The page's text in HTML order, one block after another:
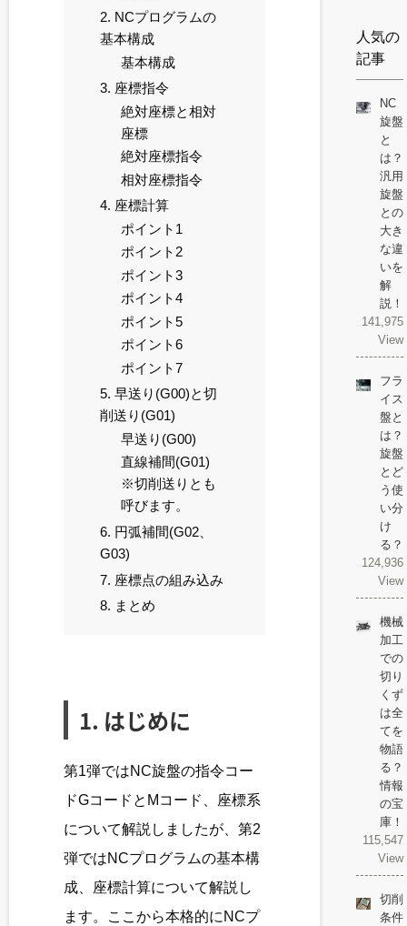
2. NCプログラムの
基本構成
基本構成
3. 座標指令
絶対座標と相対
座標
絶対座標指令
相対座標指令
4. 座標計算
ポイント1
ポイント2
ポイント3
ポイント4
ポイント5
ポイント6
ポイント7
5. 早送り(G00)と切
削送り(G01)
早送り(G00)
直線補間(G01)
※切削送りとも
呼びます。
6. 円弧補間(G02、
G03)
7. 座標点の組み込み
8. まとめ
1. はじめに
第1弾ではNC旋盤の指令コー
ドGコードとMコード、座標系
について解説しましたが、第2
弾ではNCプログラムの基本構
成、座標計算について解説し
ます。ここから本格的にNCプ
人気の
記事
NC
旋盤
と
は？
汎用
旋盤
との
大き
な違
いを
解
説！
141,975
View
フラ
イス
盤と
は？
旋盤
とど
う使
い分
け
る？
124,936
View
機械
加工
での
切り
くず
は全
てを
物語
る？
情報
の宝
庫！
115,547
View
切削
条件